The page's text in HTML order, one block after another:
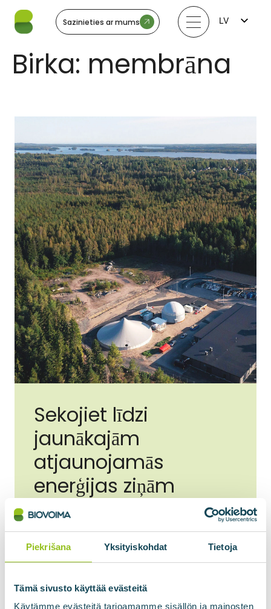
Piekrišana Yksityiskohdat Tietoja
Tämä sivusto käyttää evästeitä
Käytämme evästeitä tarjoamamme sisällön ja mainosten
Sazinieties ar mums
LV
LT
EE
Birka: membrāna
Sekojiet līdzi
jaunākajām
atjaunojamās
enerģijas ziņām
Piekrišana*
Es piekrītu savu datu izmantošanai
saskaņā ar konfidencialitātes politiku.*